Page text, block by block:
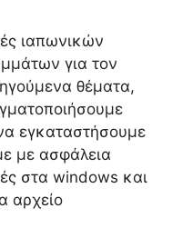
ιαπωνικών
για τον
θέματα,
εγκαταστήσουμε
με ασφάλεια
στα windows και
αρχείο